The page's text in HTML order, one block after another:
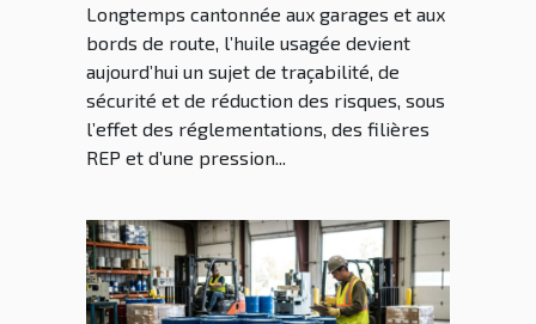
Longtemps cantonnée aux garages et aux
bords de route, l’huile usagée devient
aujourd’hui un sujet de traçabilité, de
sécurité et de réduction des risques, sous
l’effet des réglementations, des filières
REP et d’une pression...